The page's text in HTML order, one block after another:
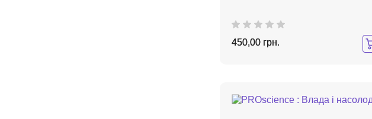
450,00 грн.